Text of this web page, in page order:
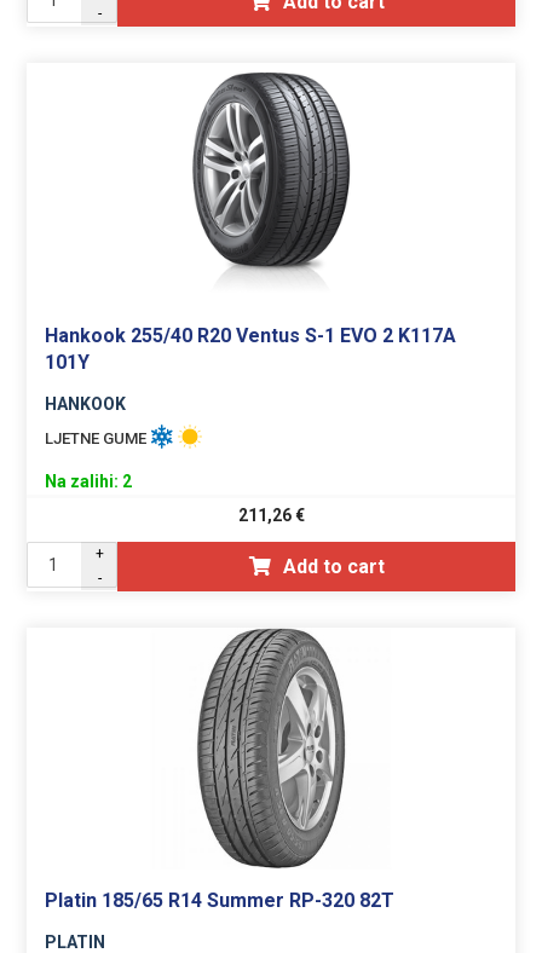
-
Hankook 255/40 R20 Ventus S-1 EVO 2 K117A
101Y
HANKOOK
LJETNE GUME
Na zalihi: 2
211,26€
+
-
Add to cart
Platin 185/65 R14 Summer RP-320 82T
PLATIN